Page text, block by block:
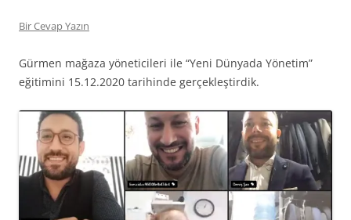
Bir Cevap Yazın
Gürmen mağaza yöneticileri ile “Yeni Dünyada Yönetim”
eğitimini 15.12.2020 tarihinde gerçekleştirdik.